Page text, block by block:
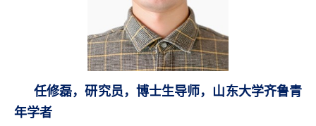
任修磊，研究员，博士生导师，山东大学齐鲁青
年学者